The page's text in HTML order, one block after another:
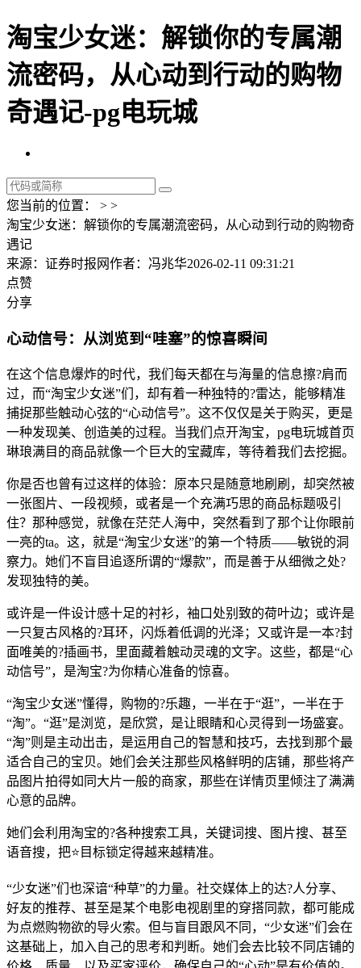
淘宝少女迷：解锁你的专属潮
流密码，从心动到行动的购物
奇遇记-pg电玩城
您当前的位置： > >
淘宝少女迷：解锁你的专属潮流密码，从心动到行动的购物奇
遇记
来源：证券时报网作者：冯兆华2026-02-11 09:31:21
点赞
分享
心动信号：从浏览到“哇塞”的惊喜瞬间
在这个信息爆炸的时代，我们每天都在与海量的信息擦?肩而
过，而“淘宝少女迷”们，却有着一种独特的?雷达，能够精准
捕捉那些触动心弦的“心动信号”。这不仅仅是关于购买，更是
一种发现美、创造美的过程。当我们点开淘宝，pg电玩城首页
琳琅满目的商品就像一个巨大的宝藏库，等待着我们去挖掘。
你是否也曾有过这样的体验：原本只是随意地刷刷，却突然被
一张图片、一段视频，或者是一个充满巧思的商品标题吸引
住？那种感觉，就像在茫茫人海中，突然看到了那个让你眼前
一亮的ta。这，就是“淘宝少女迷”的第一个特质——敏锐的洞
察力。她们不盲目追逐所谓的“爆款”，而是善于从细微之处?
发现独特的美。
或许是一件设计感十足的衬衫，袖口处别致的荷叶边；或许是
一只复古风格的?耳环，闪烁着低调的光泽；又或许是一本?封
面唯美的?插画书，里面藏着触动灵魂的文字。这些，都是“心
动信号”，是淘宝?为你精心准备的惊喜。
“淘宝少女迷”懂得，购物的?乐趣，一半在于“逛”，一半在于
“淘”。“逛”是浏览，是欣赏，是让眼睛和心灵得到一场盛宴。
“淘”则是主动出击，是运用自己的智慧和技巧，去找到那个最
适合自己的宝贝。她们会关注那些风格鲜明的店铺，那些将产
品图片拍得如同大片一般的商家，那些在详情页里倾注了满满
心意的品牌。
她们会利用淘宝的?各种搜索工具，关键词搜、图片搜、甚至
语音搜，把⭐目标锁定得越来越精准。
“少女迷”们也深谙“种草”的力量。社交媒体上的达?人分享、
好友的推荐、甚至是某个电影电视剧里的穿搭同款，都可能成
为点燃购物欲的导火索。但与盲目跟风不同，“少女迷”们会在
这基础上，加入自己的思考和判断。她们会去比较不同店铺的